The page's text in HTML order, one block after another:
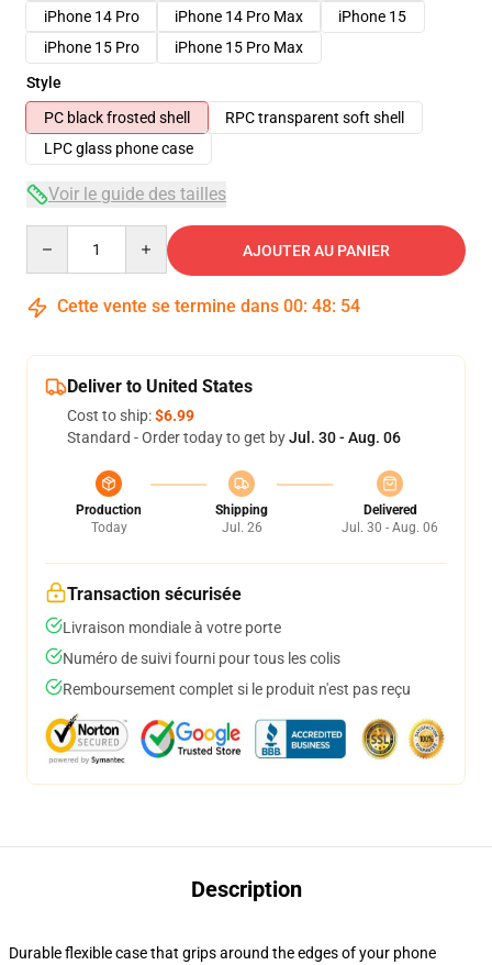
iPhone 14 Pro
iPhone 14 Pro Max
iPhone 15
iPhone 15 Pro
iPhone 15 Pro Max
Style
PC black frosted shell
RPC transparent soft shell
LPC glass phone case
Voir le guide des tailles
AJOUTER AU PANIER
Cette vente se termine dans 00: 48: 54
Deliver to United States
Cost to ship:$6.99
Standard - Order today to get byJul. 30 - Aug. 06
Production
Today
Shipping
Jul. 26
Delivered
Jul. 30 - Aug. 06
Transaction sécurisée
Livraison mondiale à votre porte
Numéro de suivi fourni pour tous les colis
Remboursement complet si le produit n'est pas reçu
Description
Durable flexible case that grips around the edges of your phone